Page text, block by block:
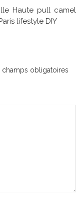
Haute pull camel
lifestyle DIY
champs obligatoires